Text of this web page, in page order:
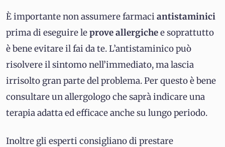
È importante non assumere farmaci antistaminici
prima di eseguire leprove allergichee soprattutto
è bene evitare il fai da te. L’antistaminico può
risolvere il sintomo nell’immediato, ma lascia
irrisolto gran parte del problema. Per questo è bene
consultare un allergologo che saprà indicare una
terapia adatta ed efficace anche su lungo periodo.
Inoltre gli esperti consigliano di prestare